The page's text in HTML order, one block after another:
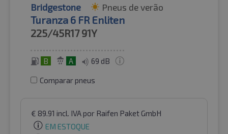
Bridgestone Pneus de verão
Turanza 6 FR Enliten
225/45R17 91Y
B A 69 dB
Comparar pneus
€ 89.91 incl. IVApor Raifen Paket GmbH
EM ESTOQUE